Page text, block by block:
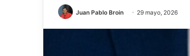
Juan Pablo Broin 29 mayo, 2026